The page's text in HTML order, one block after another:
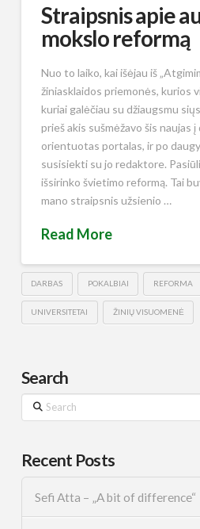
Straipsnis apie
mokslo reformą
Nuo to laiko, kai išėjau iš
žiniasklaidos priemonės, kurios
kuriai galėčiau su džiaugsmu
prieš akis sušmėžavo šis naujas
orientuotas portalas, ir po
susisiekti su jo redaktore.
išsirinko švietimo reformą. Tai
mano straipsnis užsienio …
Read More
DARBAS POKALBIAI REFORMA
UNIVERSITETAI ŽINIŲ VISUOMENĖ
Search
Search
Recent Posts
Sefi Atta – „A bit of difference“